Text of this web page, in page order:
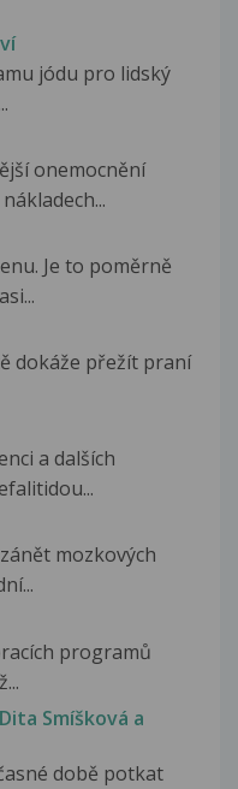
jódu pro lidský
onemocnění
Je to poměrně
dokáže přežít praní
a dalších
mozkových
programů
Smíšková a
době potkat